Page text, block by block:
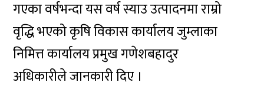
गएका वर्षभन्दा यस वर्ष स्याउ उत्पादनमा राम्रो
वृद्धि भएको कृषि विकास कार्यालय जुम्लाका
निमित्त कार्यालय प्रमुख गणेशबहादुर
अधिकारीले जानकारी दिए ।